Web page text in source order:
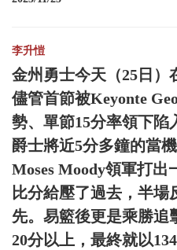
李升愷
金州勇士今天（25日）
儘管首節被Keyonte
勢、單節15分率領下陷
爵士將近5分多鐘的當
Moses Moody領軍打出
比分給壓了過去，半場
先。易籃後更是乘勝追
20分以上，最終就以